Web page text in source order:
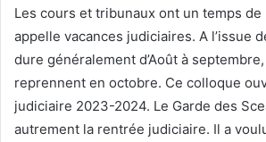
Les cours et tribunaux ont un temps de
appelle vacances judiciaires. A l’issue
dure généralement d’Août à
reprennent en octobre. Ce colloque
judiciaire 2023-2024. Le Garde des
autrement la rentrée judiciaire. Il a